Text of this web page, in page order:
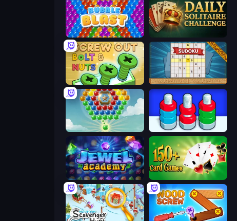
Bubble Blast
Screw Out: Bolts and Nuts Sudoku Online
Jewel Academy